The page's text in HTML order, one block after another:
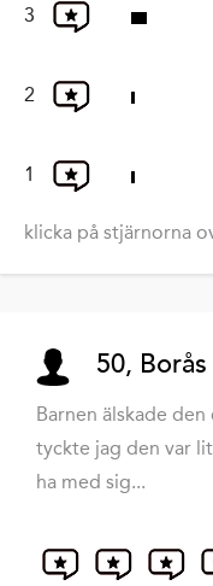
3
2
1
klicka på stjärnorna
50, Borås
Barnen älskade
tyckte jag den var
ha med sig...